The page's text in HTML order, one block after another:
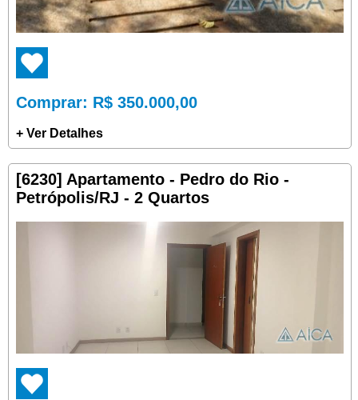
Comprar: R$ 350.000,00
+ Ver Detalhes
[6230] Apartamento - Pedro do Rio -
Petrópolis/RJ - 2 Quartos